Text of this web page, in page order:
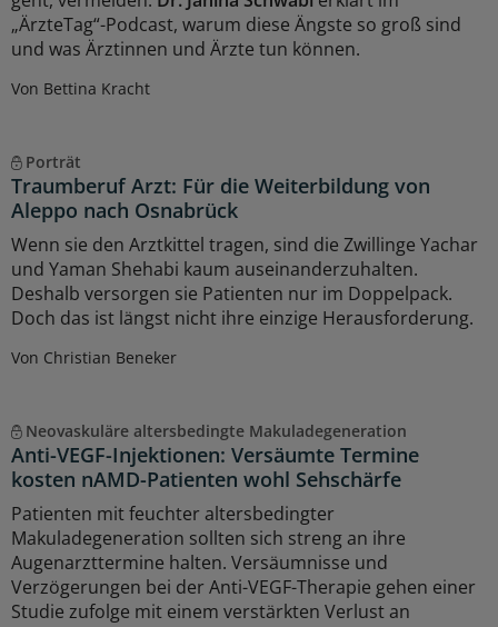
„ÄrzteTag“-Podcast, warum diese Ängste so groß sind
und was Ärztinnen und Ärzte tun können.
Von Bettina Kracht
Porträt
Traumberuf Arzt: Für die Weiterbildung von
Aleppo nach Osnabrück
Wenn sie den Arztkittel tragen, sind die Zwillinge Yachar
und Yaman Shehabi kaum auseinanderzuhalten.
Deshalb versorgen sie Patienten nur im Doppelpack.
Doch das ist längst nicht ihre einzige Herausforderung.
Von Christian Beneker
Neovaskuläre altersbedingte Makuladegeneration
Anti-VEGF-Injektionen: Versäumte Termine
kosten nAMD-Patienten wohl Sehschärfe
Patienten mit feuchter altersbedingter
Makuladegeneration sollten sich streng an ihre
Augenarzttermine halten. Versäumnisse und
Verzögerungen bei der Anti-VEGF-Therapie gehen einer
Studie zufolge mit einem verstärkten Verlust an